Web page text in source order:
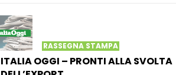
RASSEGNA STAMPA
ITALIA OGGI – PRONTI ALLA SVOLTA